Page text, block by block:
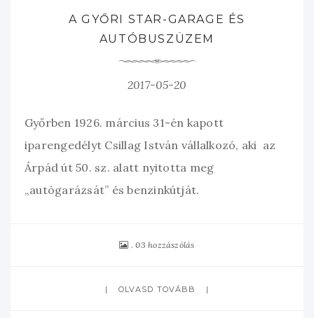
A GYŐRI STAR-GARAGE ÉS
AUTÓBUSZÜZEM
2017-05-20
Győrben 1926. március 31-én kapott
iparengedélyt Csillag István vállalkozó, aki az
Árpád út 50. sz. alatt nyitotta meg
„autógarázsát” és benzinkútját.
03 hozzászólás
OLVASD TOVÁBB